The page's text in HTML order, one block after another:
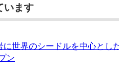
います
世界のシードルを中心とし
ン